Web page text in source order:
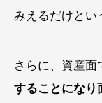
みえるだけとい
さらに、資産面
することになり